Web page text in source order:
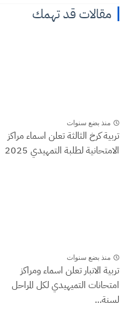
مقالات قد تهمك
منذ بضع سنوات
تربية كرخ الثالثة تعلن اسماء مراكز
الامتحانية لطلبة التمهيدي 2025
منذ بضع سنوات
تربية الانبار تعلن اسماء ومراكز
امتحانات التميهيدي لكل المراحل
لسنة...